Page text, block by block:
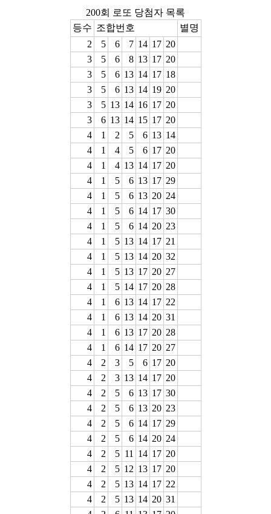
200회 로또 당첨자 목록
등수 조합번호
별명
2
5 6 7 14 17 20
3
5 6 8 13 17 20
3
5 6 13 14 17 18
3
5 6 13 14 19 20
3
5 13 14 16 17 20
3
6 13 14 15 17 20
4
1 2 5 6 13 14
4
1 4 5 6 17 20
4
1 4 13 14 17 20
4
1 5 6 13 17 29
4
1 5 6 13 20 24
4
1 5 6 14 17 30
4
1 5 6 14 20 23
4
1 5 13 14 17 21
4
1 5 13 14 20 32
4
1 5 13 17 20 27
4
1 5 14 17 20 28
4
1 6 13 14 17 22
4
1 6 13 14 20 31
4
1 6 13 17 20 28
4
1 6 14 17 20 27
4
2 3 5 6 17 20
4
2 3 13 14 17 20
4
2 5 6 13 17 30
4
2 5 6 13 20 23
4
2 5 6 14 17 29
4
2 5 6 14 20 24
4
2 5 11 14 17 20
4
2 5 12 13 17 20
4
2 5 13 14 17 22
4
2 5 13 14 20 31